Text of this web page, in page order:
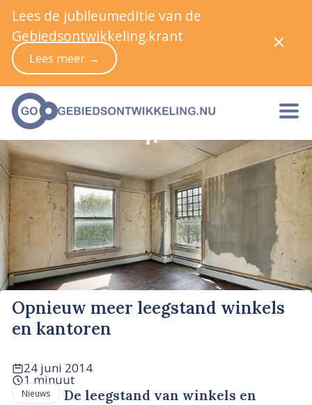
Opnieuw meer leegstand winkels
en kantoren
24 juni 2014
1 minuut
Nieuws
De leegstand van winkels en
Lees de jubileumeditie van de
Gebiedsontwikkeling.krant
Lees meer →